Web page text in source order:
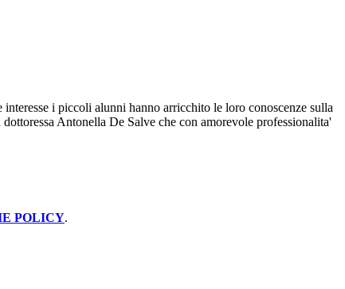
i piccoli alunni hanno arricchito le loro conoscenze sulla
Antonella De Salve che con amorevole professionalita'
POLICY.